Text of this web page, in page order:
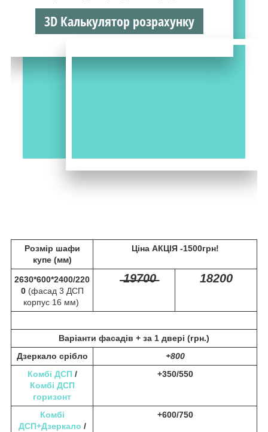
3D Калькулятор розрахунку
Розмір шафи
купе (мм)
Ціна АКЦІЯ -1500грн!
2630*600*2400/220
0 (фасад 3 ДСП
корпус 16 мм)
̶1̶9̶7̶0̶0̶ 18200
Варіанти фасадів + за 1 двері (грн.)
Дзеркало срібло
+800
Комбі ДСП /
Комбі ДСП
горизонт
+350/550
Комбі
ДСП+Дзеркало /
+600/750